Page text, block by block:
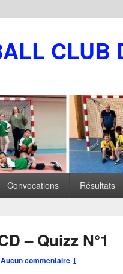
CLUB
Convocations Résultats
– Quizz N°1
Aucun commentaire ↓